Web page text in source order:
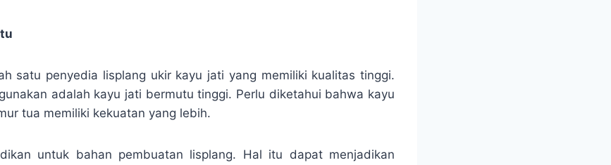
satu penyedia lisplang ukir kayu jati yang memiliki kualitas tinggi.
adalah kayu jati bermutu tinggi. Perlu diketahui bahwa kayu
tua memiliki kekuatan yang lebih.
untuk bahan pembuatan lisplang. Hal itu dapat menjadikan